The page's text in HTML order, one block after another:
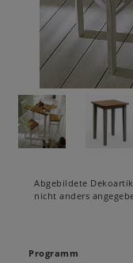
Abgebildete
nicht anders
Programm